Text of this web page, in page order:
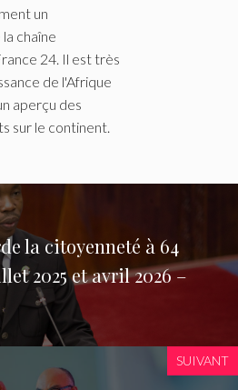
un
chaîne
24. Il est très
de l'Afrique
aperçu des
sur le continent.
la citoyenneté à 64
2025 et avril 2026 –
SUIVANT